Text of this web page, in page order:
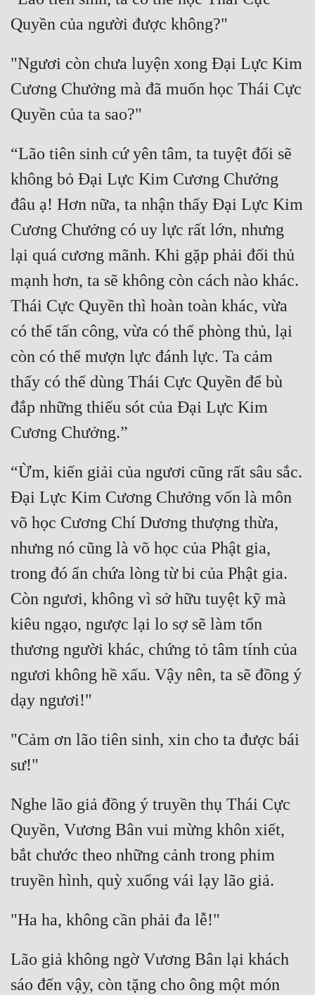
"Ngươi còn chưa luyện xong Đại Lực Kim
Cương Chưởng mà đã muốn học Thái Cực
“Lão tiên sinh cứ yên tâm, ta tuyệt đối sẽ
không bỏ Đại Lực Kim Cương Chưởng
đâu ạ! Hơn nữa, ta nhận thấy Đại Lực Kim
Cương Chưởng có uy lực rất lớn, nhưng
lại quá cương mãnh. Khi gặp phải đối thủ
mạnh hơn, ta sẽ không còn cách nào khác.
Thái Cực Quyền thì hoàn toàn khác, vừa
có thể tấn công, vừa có thể phòng thủ, lại
còn có thể mượn lực đánh lực. Ta cảm
thấy có thể dùng Thái Cực Quyền để bù
đắp những thiếu sót của Đại Lực Kim
“Ừm, kiến giải của ngươi cũng rất sâu sắc.
Đại Lực Kim Cương Chưởng vốn là môn
võ học Cương Chí Dương thượng thừa,
nhưng nó cũng là võ học của Phật gia,
trong đó ẩn chứa lòng từ bi của Phật gia.
Còn ngươi, không vì sở hữu tuyệt kỹ mà
kiêu ngạo, ngược lại lo sợ sẽ làm tổn
thương người khác, chứng tỏ tâm tính của
ngươi không hề xấu. Vậy nên, ta sẽ đồng ý
"Cảm ơn lão tiên sinh, xin cho ta được bái
Nghe lão giả đồng ý truyền thụ Thái Cực
Quyền, Vương Bân vui mừng khôn xiết,
bắt chước theo những cảnh trong phim
Lão giả không ngờ Vương Bân lại khách
sáo đến vậy, còn tặng cho ông một món